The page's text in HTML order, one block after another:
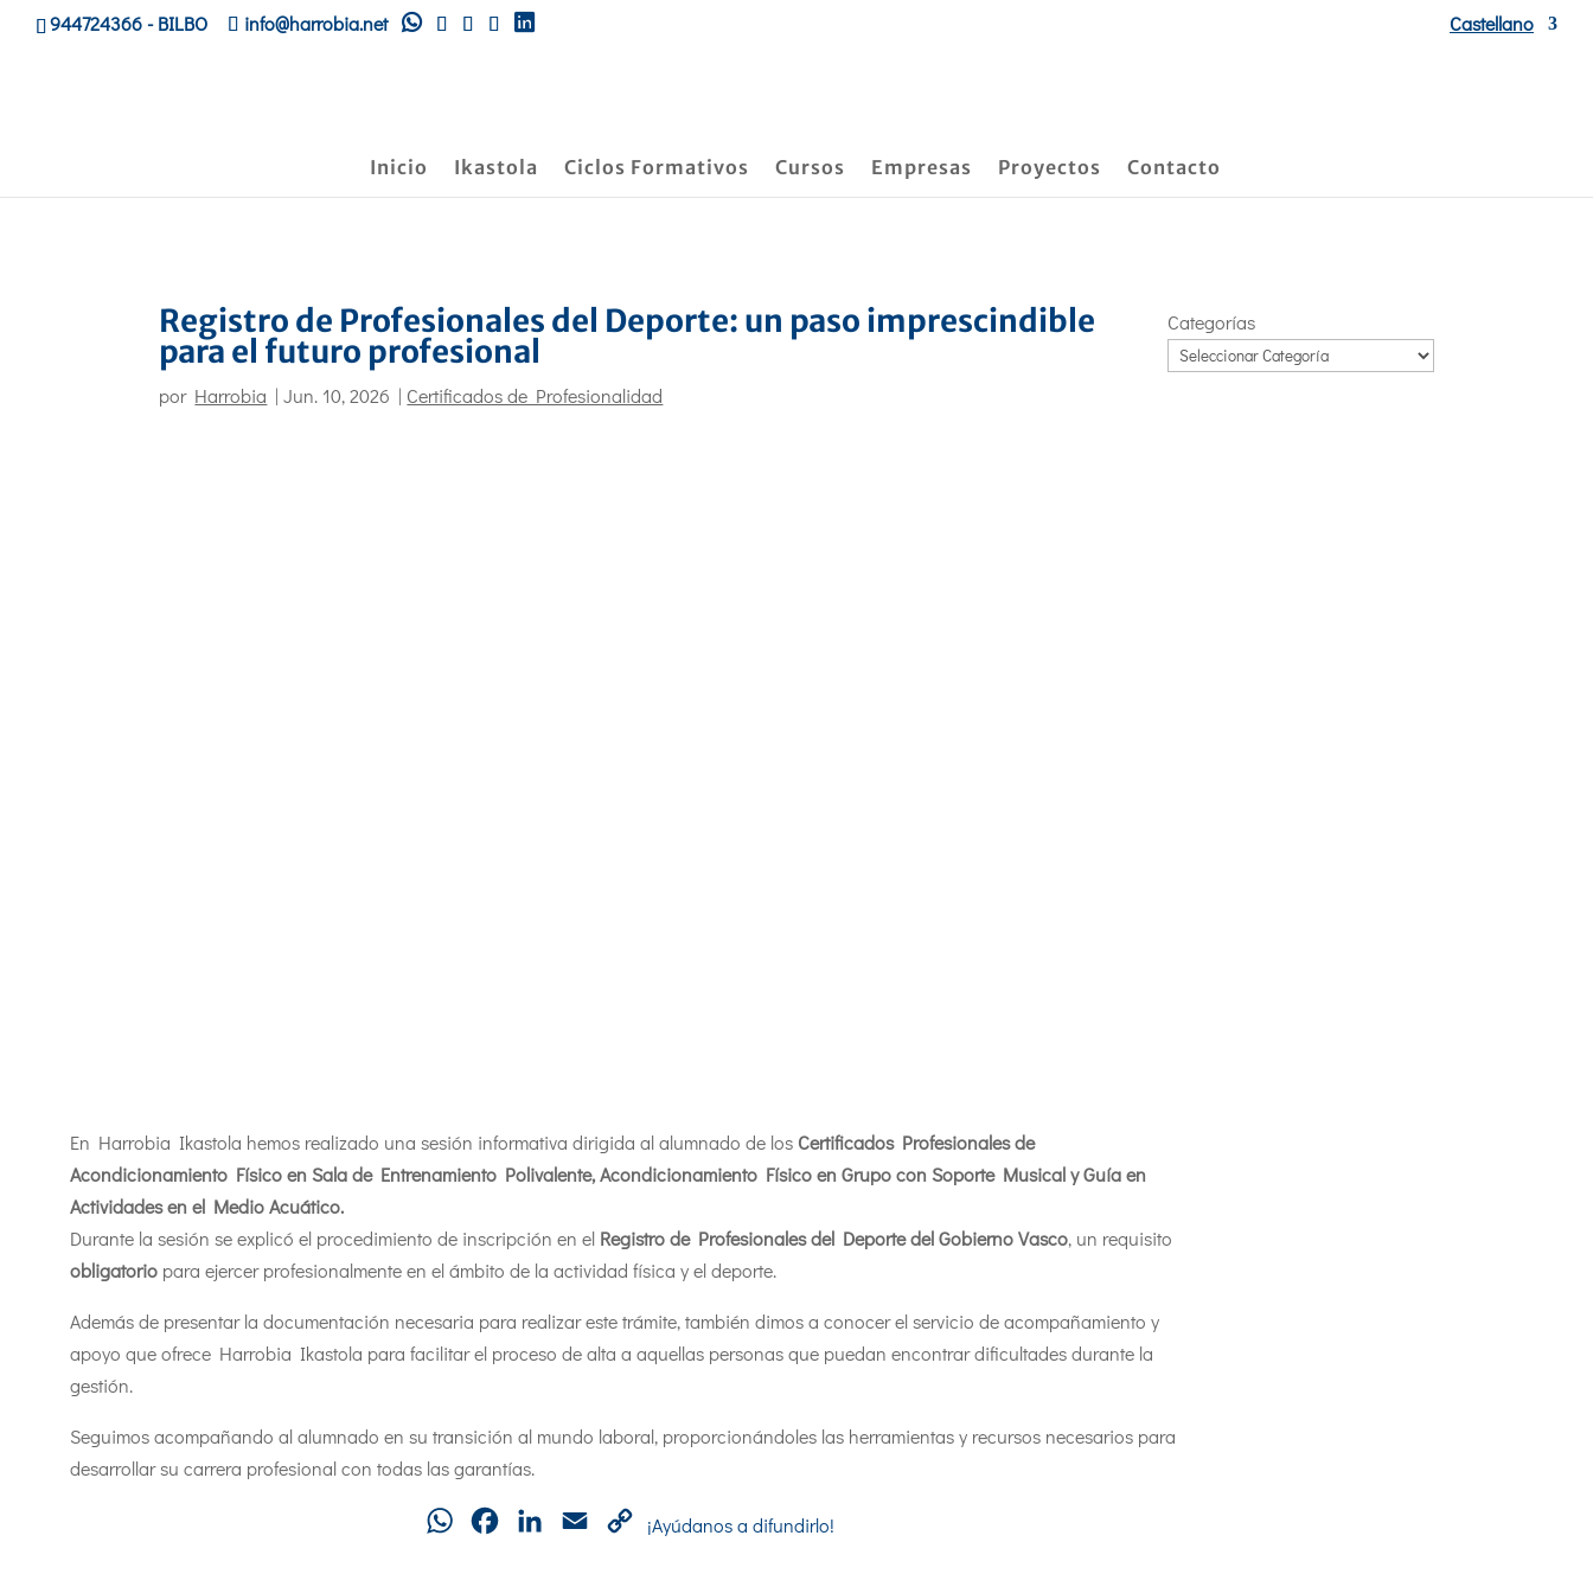
944724366- BILBO info@harrobia.net Castellano
Inicio Ikastola Ciclos Formativos Cursos Empresas Proyectos Contacto
Registro de Profesionales del Deporte: un paso imprescindible
para el futuro profesional
por Harrobia |Jun. 10, 2026 | Certificados de Profesionalidad
En Harrobia Ikastola hemos realizado una sesión informativa dirigida al alumnado de los Certificados Profesionales de
Acondicionamiento Físico en Sala de Entrenamiento Polivalente, Acondicionamiento Físico en Grupo con Soporte Musical y Guía en
Actividades en el Medio Acuático.
Durante la sesión se explicó el procedimiento de inscripción en el Registro de Profesionales del Deporte del Gobierno Vasco, un requisito
obligatorio para ejercer profesionalmente en el ámbito de la actividad física y el deporte.
Además de presentar la documentación necesaria para realizar este trámite, también dimos a conocer el servicio de acompañamiento y
apoyo que ofrece Harrobia Ikastola para facilitar el proceso de alta a aquellas personas que puedan encontrar dificultades durante la
gestión.
Seguimos acompañando al alumnado en su transición al mundo laboral, proporcionándoles las herramientas y recursos necesarios para
desarrollar su carrera profesional con todas las garantías.
WhatsAppFacebookLinkedInEmail
Copy
¡Ayúdanos a difundirlo!
Categorías